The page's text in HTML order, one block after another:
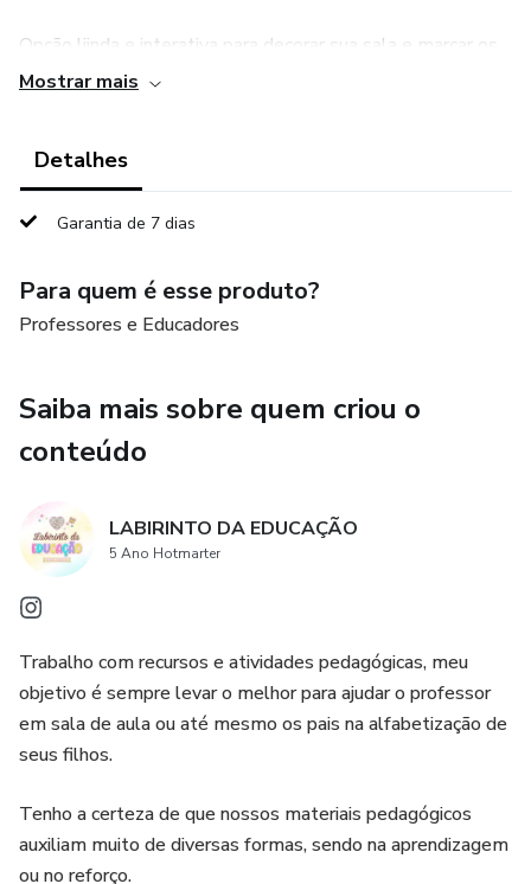
Opção liinda e interativa para decorar sua sala e marcar os
dias junto com suas crianças, nesse tema tão lindo e
🖨️ Pronto para impressão
APENAS R$8,00 🎉
Mostrar mais
Detalhes
Garantia de 7 dias
Para quem é esse produto?
Professores e Educadores
Saiba mais sobre quem criou o
conteúdo
LABIRINTO DA EDUCAÇÃO
5 Ano Hotmarter
Trabalho com recursos e atividades pedagógicas, meu
objetivo é sempre levar o melhor para ajudar o professor
em sala de aula ou até mesmo os pais na alfabetização de
seus filhos.
Tenho a certeza de que nossos materiais pedagógicos
auxiliam muito de diversas formas, sendo na aprendizagem
ou no reforço.